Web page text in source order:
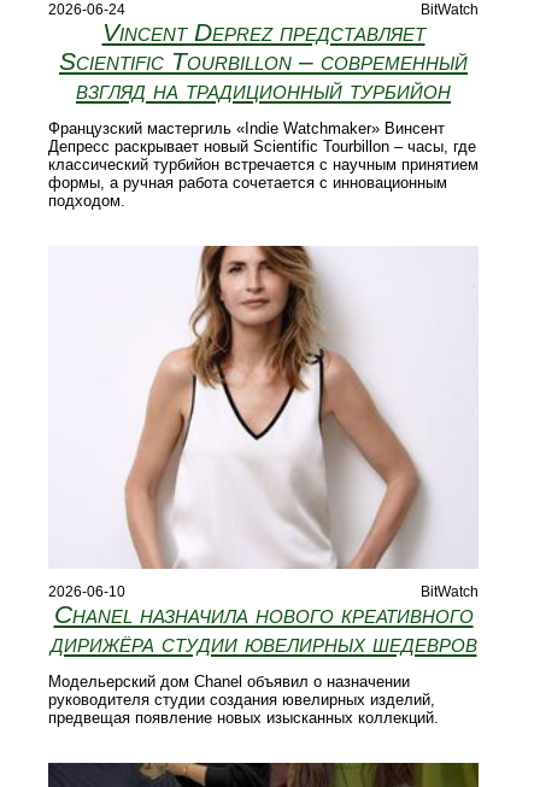
2026-06-24 BitWatch
Vincent Deprez представляет
Scientific Tourbillon – современный
взгляд на традиционный турбийон
Французский мастергиль «Indie Watchmaker» Винсент
Депресс раскрывает новый Scientific Tourbillon – часы, где
классический турбийон встречается с научным принятием
формы, а ручная работа сочетается с инновационным
подходом.
2026-06-10 BitWatch
Chanel назначила нового креативного
дирижёра студии ювелирных шедевров
Модельерский дом Chanel объявил о назначении
руководителя студии создания ювелирных изделий,
предвещая появление новых изысканных коллекций.